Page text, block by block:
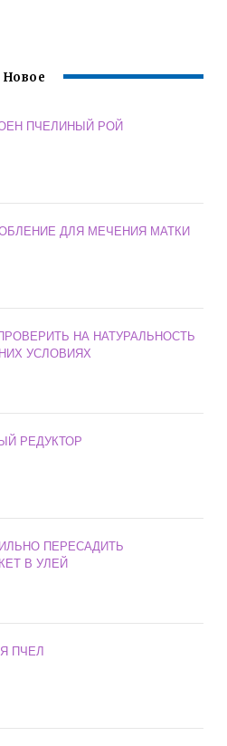
Новое
ПЧЕЛИНЫЙ РОЙ
ДЛЯ МЕЧЕНИЯ МАТКИ
НА НАТУРАЛЬНОСТЬ
УСЛОВИЯХ
РЕДУКТОР
ПЕРЕСАДИТЬ
В УЛЕЙ
ПЧЕЛ